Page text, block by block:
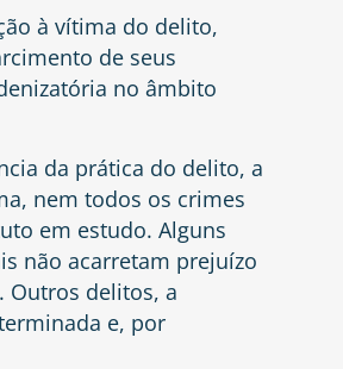
à vítima do delito,
de seus
no âmbito
da prática do delito, a
nem todos os crimes
em estudo. Alguns
não acarretam prejuízo
Outros delitos, a
e, por